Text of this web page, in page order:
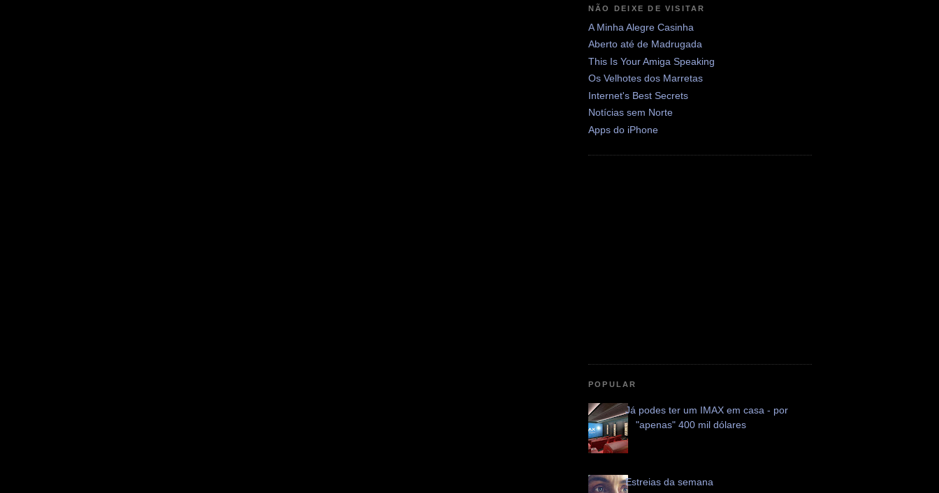
NÃO DEIXE DE VISITAR
A Minha Alegre Casinha
Aberto até de Madrugada
This Is Your Amiga Speaking
Os Velhotes dos Marretas
Internet's Best Secrets
Notícias sem Norte
Apps do iPhone
POPULAR
Já podes ter um IMAX em casa - por
"apenas" 400 mil dólares
Estreias da semana